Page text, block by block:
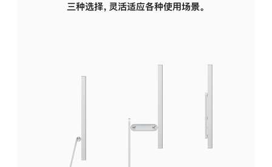
三种选择，灵活适应各种使用场景。